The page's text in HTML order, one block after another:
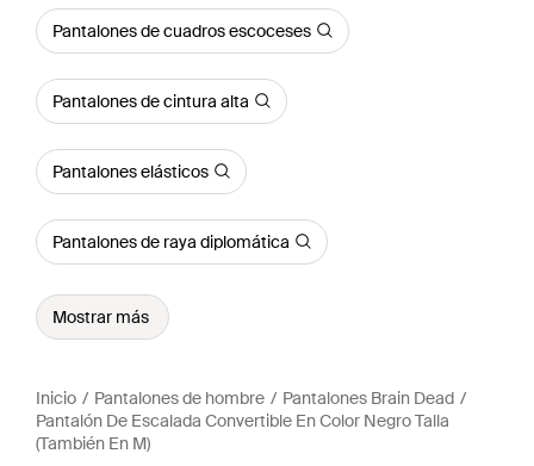
Pantalones de cuadros escoceses
Pantalones de cintura alta
Pantalones elásticos
Pantalones de raya diplomática
Mostrar más
Inicio Pantalones de hombre
Pantalones Brain Dead
Pantalón De Escalada Convertible En Color Negro Talla
(También En M)